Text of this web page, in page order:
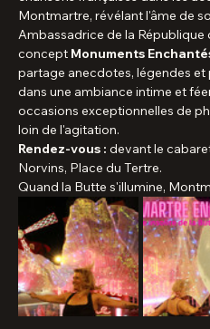
concert à ciel ouvert. Sans
Veronica Antonelli fait résonner
chansons françaises dans les
Montmartre, révélant l'âme de
Ambassadrice de la
concept
Monuments Enchantés
partage anecdotes, légendes et
dans une ambiance intime et
occasions exceptionnelles de
loin de l'agitation.
Rendez-vous : devant le
Norvins, Place du Tertre.
Quand la Butte s'illumine,